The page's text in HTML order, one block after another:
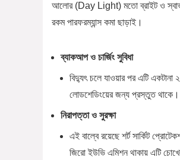
আলোর (Day Light) মতো ব্রাইট ও
রকম পারফরম্যান্স কমা ছাড়াই।
ব্যাকআপ ও চার্জিং সুবিধা
বিদ্যুৎ চলে যাওয়ার পর এটি একটানা
লোডশেডিংয়ের জন্য প্রস্তুত থাকে।
নিরাপত্তা ও সুরক্ষা
এই বাল্বে রয়েছে শর্ট সার্কিট
জিরো ইউভি এমিশন থাকায় এটি